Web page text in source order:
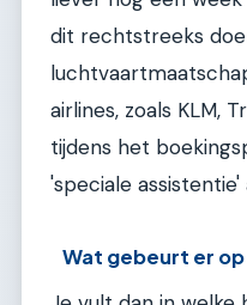
dit rechtstreeks
airlines, zoals KLM,
tijdens het
'speciale
Wat gebeurt er